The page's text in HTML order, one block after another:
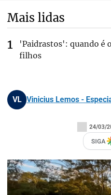
Mais lidas
'Paidrastos': quando é
filhos
VL Vinicius Lemos -
24/03/
SIGA